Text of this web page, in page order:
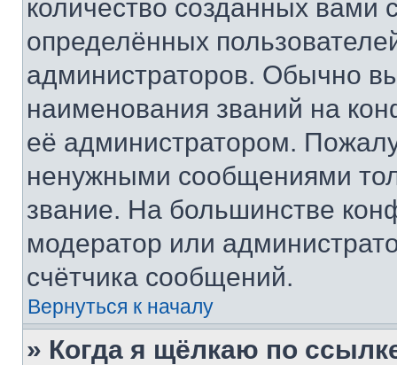
количество созданных
определённых
администраторов. Обычно
наименования званий на
её администратором.
ненужными сообщениями
звание. На большинстве
модератор или
счётчика сообщений.
Вернуться к началу
» Когда я щёлкаю по